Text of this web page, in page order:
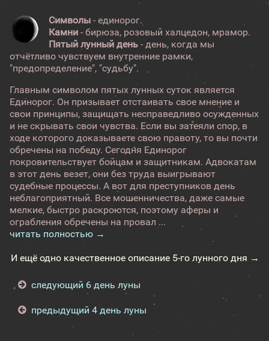
Символы - единорог.
Камни - бирюза, розовый халцедон, мрамор.
Пятый лунный день - день, когда мы
отчётливо чувствуем внутренние рамки,
"предопределение", "судьбу".
Главным символом пятых лунных суток является
Единорог. Он призывает отстаивать свое мнение и
свои принципы, защищать несправедливо осужденных
и не скрывать свои чувства. Если вы затеяли спор, в
ходе которого доказываете свою правоту, то вы почти
обречены на победу. Сегодня Единорог
покровительствует бойцам и защитникам. Адвокатам
в этот день везет, они без труда выигрывают
судебные процессы. А вот для преступников день
неблагоприятный. Все мошенничества, даже самые
мелкие, быстро раскроются, поэтому аферы и
ограбления обречены на провал ...
читать полностью →
И ещё одно качественное описание 5-го лунного дня →
следующий 6 день луны
предыдущий 4 день луны